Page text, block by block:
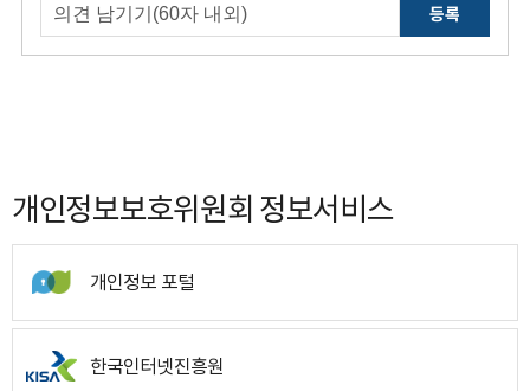
등록
개인정보보호위원회 정보서비스
개인정보 포털
한국인터넷진흥원